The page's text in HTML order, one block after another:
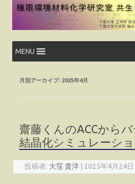
コ
ン
ツ
キ
ッ
MENU
月別アーカイブ: 2025年4月
齋藤くんのACCから
結晶化シミュレーシ
投稿者: 大窪 貴洋 2025年4月24日